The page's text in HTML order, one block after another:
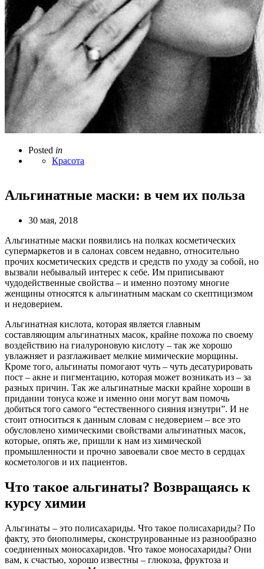
Posted in
Красота
Альгинатные маски: в чем их польза
30 мая, 2018
Альгинатные маски появились на полках косметических
супермаркетов и в салонах совсем недавно, относительно
прочих косметических средств и средств по уходу за собой, но
вызвали небывалый интерес к себе. Им приписывают
чудодейственные свойства – и именно поэтому многие
женщины относятся к альгинатным маскам со скептицизмом
и недоверием.
Альгинатная кислота, которая является главным
составляющим альгинатных масок, крайне похожа по своему
воздействию на гиалуроновую кислоту – так же хорошо
увлажняет и разглаживает мелкие мимические морщины.
Кроме того, альгинаты помогают чуть – чуть десатурировать
пост – акне и пигментацию, которая может возникать из – за
разных причин. Так же альгинатные маски крайне хороши в
придании тонуса коже и именно они могут вам помочь
добиться того самого “естественного сияния изнутри”. И не
стоит относиться к данным словам с недоверием – все это
обусловлено химическими свойствами альгинатных масок,
которые, опять же, пришли к нам из химической
промышленности и прочно завоевали свое место в сердцах
косметологов и их пациентов.
Что такое альгинаты? Возвращаясь к
курсу химии
Альгинаты – это полисахариды. Что такое полисахариды? По
факту, это биополимеры, сконструированные из разнообразно
соединенных моносахаридов. Что такое моносахариды? Они
вам, к счастью, хорошо известны – глюкоза, фруктоза и